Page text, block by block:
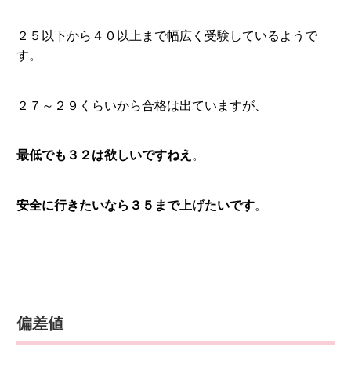
２５以下から４０以上まで幅広く受験しているようで
す。
２７～２９くらいから合格は出ていますが、
最低でも３２は欲しいですねえ 。
安全に行きたいなら３５まで上げたいです。
偏差値